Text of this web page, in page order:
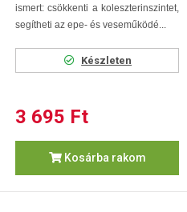
ismert: csökkenti a koleszterinszintet,
segítheti az epe- és veseműködé...
Készleten
3 695 Ft
Kosárba rakom